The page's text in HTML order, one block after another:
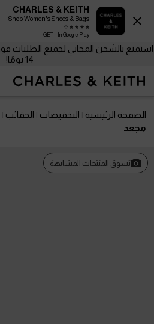
14 يومًا!
الصفحة الرئيسية التخفيضات الحقائب
مجعد
تسوق المنتجات المشابهة
CHARLES & KEITH
Shop Women's Shoes & Bags
GET - In Google Play